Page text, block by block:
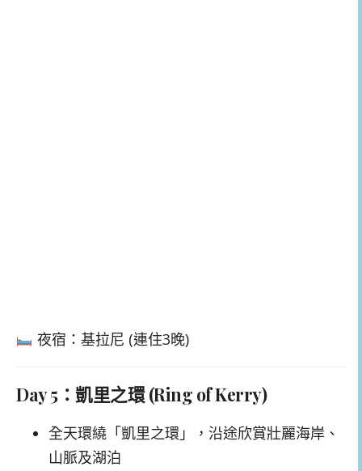
夜宿：基拉尼 (連住3晚)
Day 5：凱里之環 (Ring of Kerry)
全天環繞「凱里之環」，沿途欣賞壯麗海岸、
山脈及湖泊